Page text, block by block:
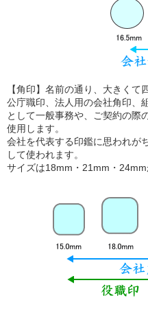
【角印】名前の通り、大きく
公庁職印、法人用の会社角印、
として一般事務や、ご契約の際
使用します。
会社を代表する印鑑に思われが
して使われます。
サイズは18mm・21mm・24mm